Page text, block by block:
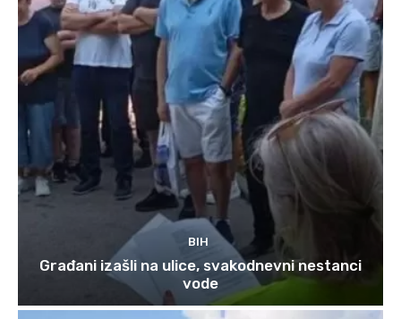
BIH
Građani izašli na ulice, svakodnevni nestanci
vode